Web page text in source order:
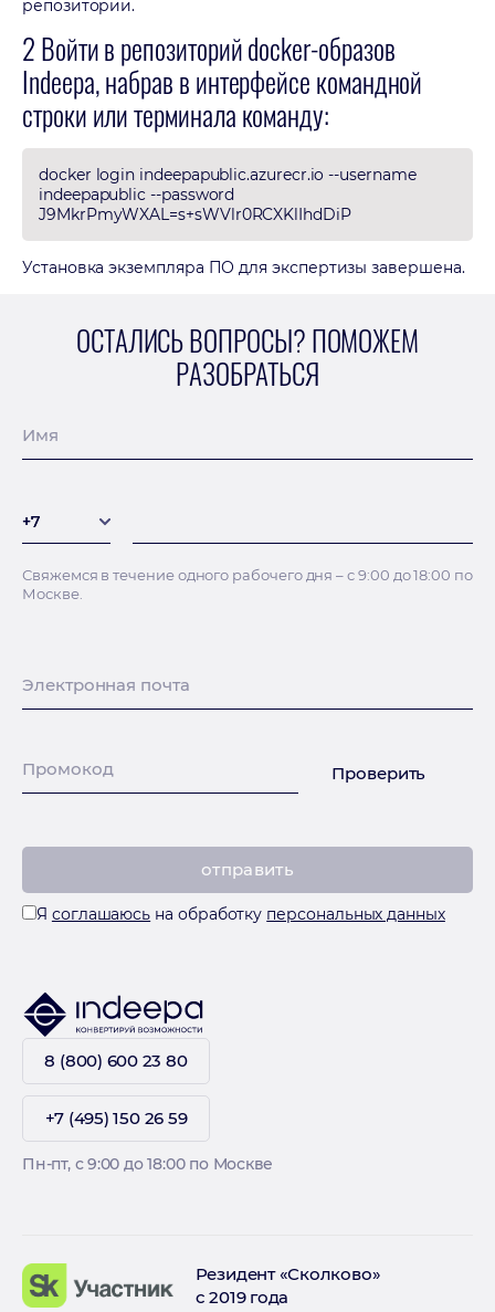
репозитории.
2 Войти в репозиторий docker-образов
Indeepa, набрав в интерфейсе командной
строки или терминала команду:
docker login indeepapublic.azurecr.io --username
indeepapublic --password
J9MkrPmyWXAL=s+sWVlr0RCXKlIhdDiP
Установка экземпляра ПО для экспертизы завершена.
ОСТАЛИСЬ ВОПРОСЫ? ПОМОЖЕМ
РАЗОБРАТЬСЯ
Имя
+7
+7
Свяжемся в течение одного рабочего дня – с 9:00 до 18:00 по
Москве.
Электронная почта
Промокод Проверить
Я соглашаюсь на обработку персональных данных
8 (800) 600 23 80
+7 (495) 150 26 59
Пн-пт, с 9:00 до 18:00 по Москве
Резидент «Сколково»
с 2019 года